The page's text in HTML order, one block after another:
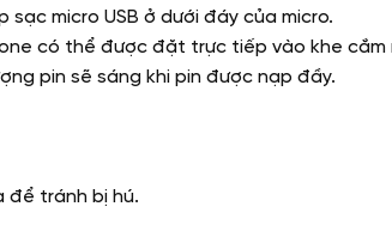
micro USB ở dưới đáy của micro.
có thể được đặt trực tiếp vào khe
pin sẽ sáng khi pin được nạp đầy.
để tránh bị hú.